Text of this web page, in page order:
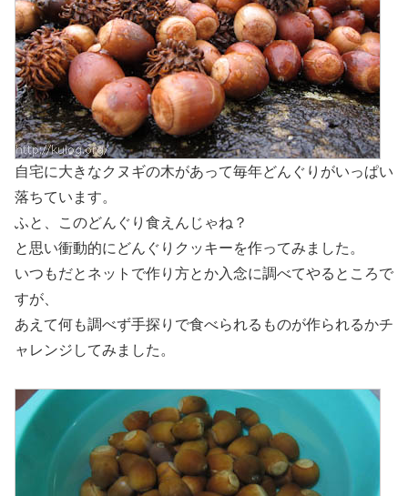
自宅に大きなクヌギの木があって毎年どんぐりがいっぱい
落ちています。
ふと、このどんぐり食えんじゃね？
と思い衝動的にどんぐりクッキーを作ってみました。
いつもだとネットで作り方とか入念に調べてやるところで
すが、
あえて何も調べず手探りで食べられるものが作られるかチ
ャレンジしてみました。